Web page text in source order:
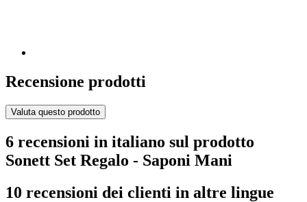
Recensione prodotti
Valuta questo prodotto
6 recensioni in italiano sul prodotto
Sonett Set Regalo - Saponi Mani
10 recensioni dei clienti in altre lingue